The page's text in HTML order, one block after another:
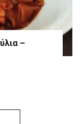
–